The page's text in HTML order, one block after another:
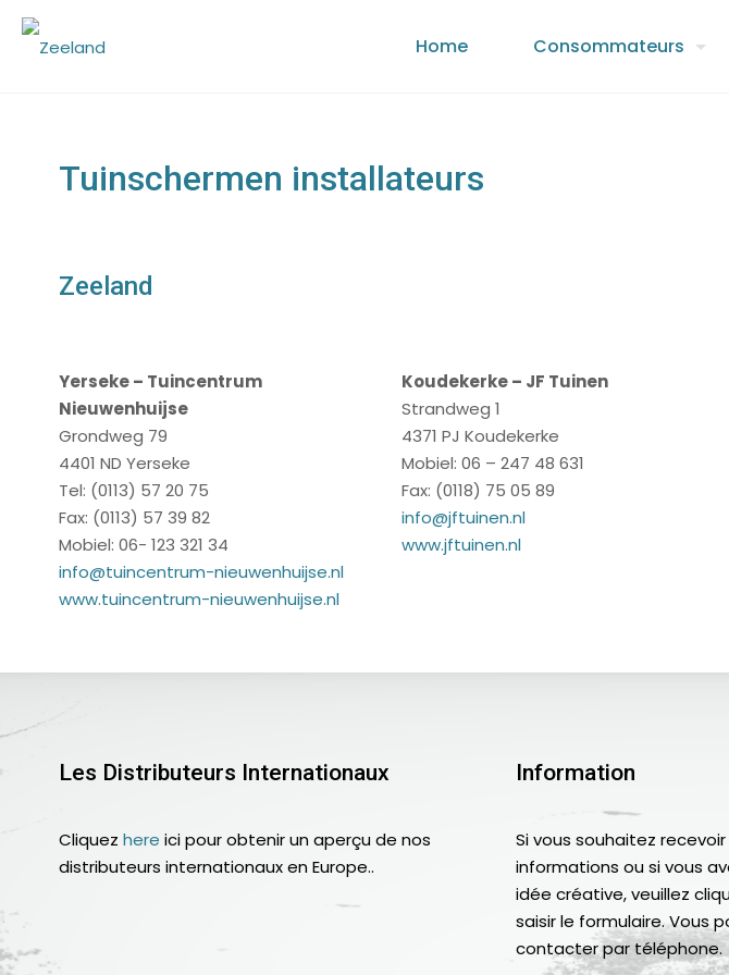
Home Consommateurs
Tuinschermen installateurs
Zeeland
Yerseke – Tuincentrum
Nieuwenhuijse
Grondweg 79
4401 ND Yerseke
Tel: (0113) 57 20 75
Fax: (0113) 57 39 82
Mobiel: 06- 123 321 34
info@tuincentrum-nieuwenhuijse.nl
www.tuincentrum-nieuwenhuijse.nl
Koudekerke – JF Tuinen
Strandweg 1
4371 PJ Koudekerke
Mobiel: 06 – 247 48 631
Fax: (0118) 75 05 89
info@jftuinen.nl
www.jftuinen.nl
Les Distributeurs Internationaux
Cliquez here ici pour obtenir un aperçu de nos
distributeurs internationaux en Europe..
Information
Si vous souhaitez
informations ou si vous
idée créative, veuillez
saisir le formulaire. Vous
contacter par téléphone.